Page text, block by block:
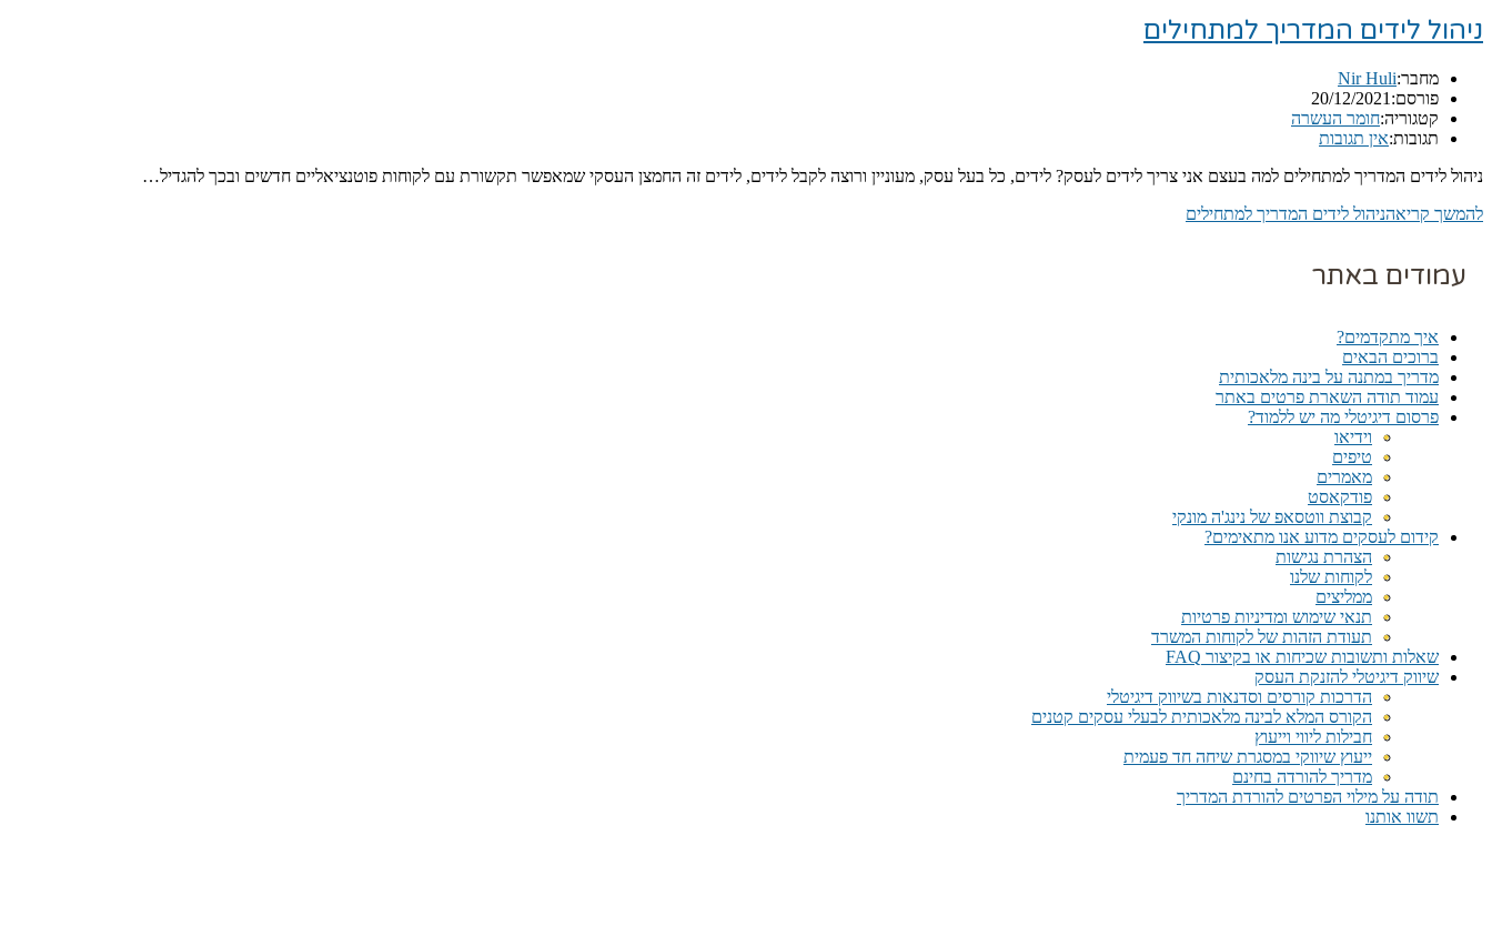
ניהול לידים המדריך למתחילים
מחבר:Nir Huli
פורסם: 20/12/2021
קטגוריה:חומר העשרה
תגובות:אין תגובות
ניהול לידים המדריך למתחילים למה בעצם אני צריך לידים לעסק? לידים, כל בעל עסק, מעוניין ורוצה לקבל לידים, לידים זה החמצן העסקי שמאפשר תקשורת עם לקוחות פוטנציאליים חדשים ובכך להגדיל…
להמשך קריאהניהול לידים המדריך למתחילים
עמודים באתר
איך מתקדמים?
ברוכים הבאים
מדריך במתנה על בינה מלאכותית
עמוד תודה השארת פרטים באתר
פרסום דיגיטלי מה יש ללמוד?
וידיאו
טיפים
מאמרים
פודקאסט
קבוצת ווטסאפ של נינג'ה מונקי​
קידום לעסקים מדוע אנו מתאימים?
הצהרת נגישות
לקוחות שלנו
ממליצים
תנאי שימוש ומדיניות פרטיות
תעודת הזהות של לקוחות המשרד
שאלות ותשובות שכיחות או בקיצור FAQ
שיווק דיגיטלי להזנקת העסק
הדרכות קורסים וסדנאות בשיווק דיגיטלי
הקורס המלא לבינה מלאכותית לבעלי עסקים קטנים
חבילות ליווי וייעוץ
ייעוץ שיווקי במסגרת שיחה חד פעמית​
מדריך להורדה בחינם
תודה על מילוי הפרטים להורדת המדריך
תשוו אותנו